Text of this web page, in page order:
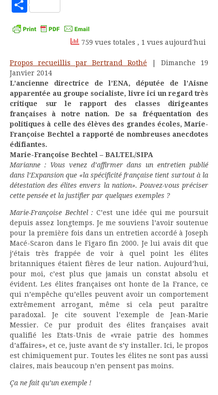
Partager
759 vues totales , 1 vues aujourd'hui
Propos recueillis par Bertrand Rothé | Dimanche 19
Janvier 2014
L’ancienne directrice de l’ENA, députée de l’Aisne
apparentée au groupe socialiste, livre ici un regard très
critique sur le rapport des classes dirigeantes
françaises à notre nation. De sa fréquentation des
politiques à celle des élèves des grandes écoles, Marie-
Françoise Bechtel a rapporté de nombreuses anecdotes
édifiantes.
Marie-Françoise Bechtel – BALTEL/SIPA
Marianne : Vous venez d’affirmer dans un entretien publié
dans l’Expansion que «la spécificité française tient surtout à la
détestation des élites envers la nation». Pouvez-vous préciser
cette pensée et la justifier par quelques exemples ?
Marie-Françoise Bechtel : C’est une idée qui me poursuit
depuis assez longtemps. Je me souviens l’avoir soutenue
pour la première fois dans un entretien accordé à Joseph
Macé-Scaron dans le Figaro fin 2000. Je lui avais dit que
j’étais très frappée de voir à quel point les élites
britanniques étaient fières de leur nation. Aujourd’hui,
pour moi, c’est plus que jamais un constat absolu et
évident. Les élites françaises ont honte de la France, ce
qui n’empêche qu’elles peuvent avoir un comportement
extrêmement arrogant, même si cela peut paraître
paradoxal. Je cite souvent l’exemple de Jean-Marie
Messier. Ce pur produit des élites françaises avait
qualifié les Etats-Unis de «vraie patrie des hommes
d’affaires», et ce, juste avant de s’y installer. Ici, le propos
est chimiquement pur. Toutes les élites ne sont pas aussi
claires, mais beaucoup n’en pensent pas moins.
Ça ne fait qu’un exemple !